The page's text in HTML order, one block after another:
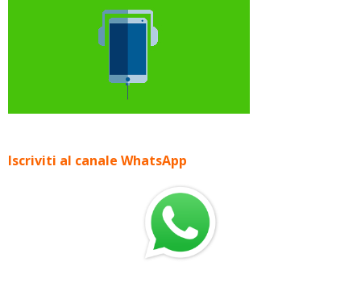
Iscriviti al canale WhatsApp